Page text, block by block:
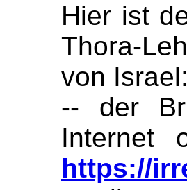
Hier ist
Thora-
von Israel:
-- der
Internet
https://